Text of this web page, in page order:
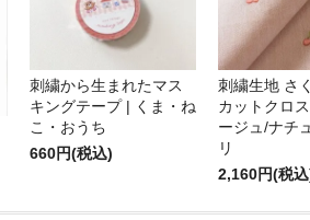
刺繍から生まれたマス
キングテープ | くま・ね
こ・おうち
660円(税込)
刺繍生地 さ
カットクロ
ージュ/ナチ
リ
2,160円(税